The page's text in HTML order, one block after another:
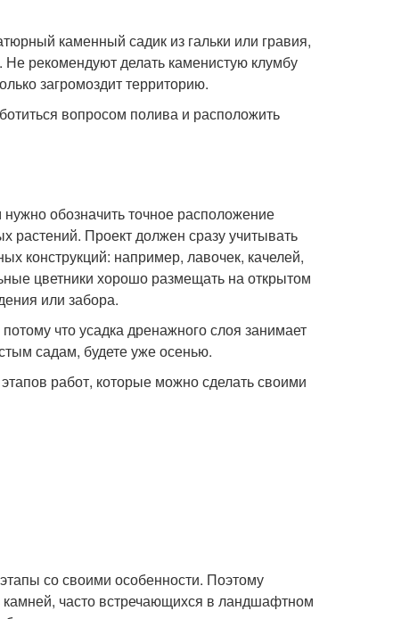
каменный садик из гальки или гравия,
рекомендуют делать каменистую клумбу
загромоздит территорию.
вопросом полива и расположить
обозначить точное расположение
растений. Проект должен сразу учитывать
конструкций: например, лавочек, качелей,
цветники хорошо размещать на открытом
или забора.
что усадка дренажного слоя занимает
садам, будете уже осенью.
работ, которые можно сделать своими
со своими особенности. Поэтому
часто встречающихся в ландшафтном